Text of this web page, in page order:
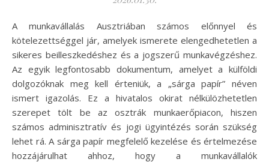
A munkavállalás Ausztriában számos előnnyel és
kötelezettséggel jár, amelyek ismerete elengedhetetlen a
sikeres beilleszkedéshez és a jogszerű munkavégzéshez.
Az egyik legfontosabb dokumentum, amelyet a külföldi
dolgozóknak meg kell érteniük, a „sárga papír” néven
ismert igazolás. Ez a hivatalos okirat nélkülözhetetlen
szerepet tölt be az osztrák munkaerőpiacon, hiszen
számos adminisztratív és jogi ügyintézés során szükség
lehet rá. A sárga papír megfelelő kezelése és értelmezése
hozzájárulhat ahhoz, hogy a munkavállalók